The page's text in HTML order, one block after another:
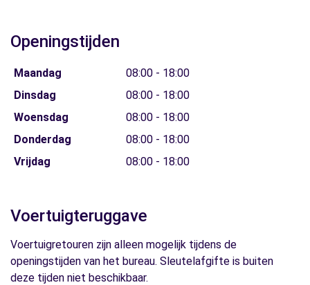
Openingstijden
Maandag
08:00 - 18:00
Dinsdag
08:00 - 18:00
Woensdag
08:00 - 18:00
Donderdag
08:00 - 18:00
Vrijdag
08:00 - 18:00
Voertuigteruggave
Voertuigretouren zijn alleen mogelijk tijdens de
openingstijden van het bureau. Sleutelafgifte is buiten
deze tijden niet beschikbaar.